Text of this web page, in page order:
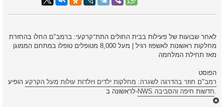
לאחר שבועות של פעילות בבית החולים התת־קרקעי: ברמב"ם החלו בהחזרת
מחלקות ראשונות לאשפוז רגיל | מעל 8,000 מטופלים טופלו במתחם הממוגן
מאז תחילת המלחמה
הפוסט
רמב"ם חוזר בהדרגה לשגרה: מחלקות ילדים ויולדות עולות מעל הקרקע הופיע
לראשונה ב-
NWS חדשות חיפה והסביבה.